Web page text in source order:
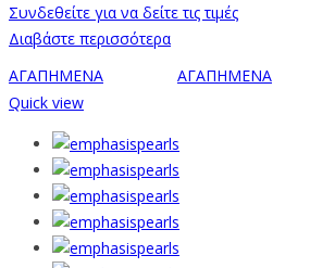
Συνδεθείτε για να δείτε τις τιμές
Διαβάστε περισσότερα
ΑΓΑΠΗΜΕΝΑ
ΑΓΑΠΗΜΕΝΑ
Quick view